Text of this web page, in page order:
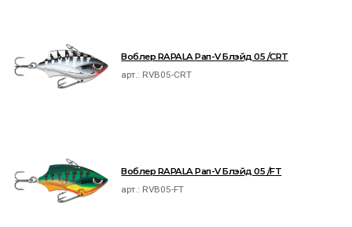
Воблер RAPALA Рап-V Блэйд 05 /CRT
арт.: RVB05-CRT
Воблер RAPALA Рап-V Блэйд 05 /FT
арт.: RVB05-FT